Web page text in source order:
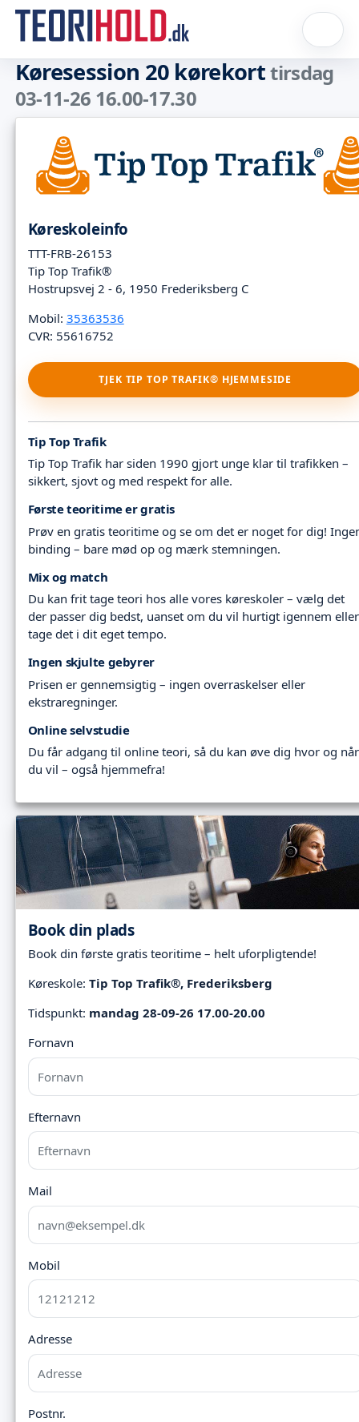
Køresession 20 kørekorttirsdag
03-11-26 16.00-17.30
Køreskoleinfo
TTT-FRB-26153
Tip Top Trafik®
Hostrupsvej 2 - 6, 1950 Frederiksberg C
Mobil: 35363536
CVR: 55616752
TJEK TIP TOP TRAFIK® HJEMMESIDE
Tip Top Trafik
Tip Top Trafik har siden 1990 gjort unge klar til trafikken –
sikkert, sjovt og med respekt for alle.
Første teoritime er gratis
Prøv en gratis teoritime og se om det er noget for dig!
binding – bare mød op og mærk stemningen.
Mix og match
Du kan frit tage teori hos alle vores køreskoler – vælg det
der passer dig bedst, uanset om du vil hurtigt igennem eller
tage det i dit eget tempo.
Ingen skjulte gebyrer
Prisen er gennemsigtig – ingen overraskelser eller
ekstraregninger.
Online selvstudie
Du får adgang til online teori, så du kan øve dig hvor og når
du vil – også hjemmefra!
Book din plads
Book din første gratis teoritime – helt uforpligtende!
Køreskole: Tip Top Trafik®, Frederiksberg
Tidspunkt: mandag 28-09-26 17.00-20.00
Fornavn
Efternavn
Mail
Mobil
Adresse
Postnr.